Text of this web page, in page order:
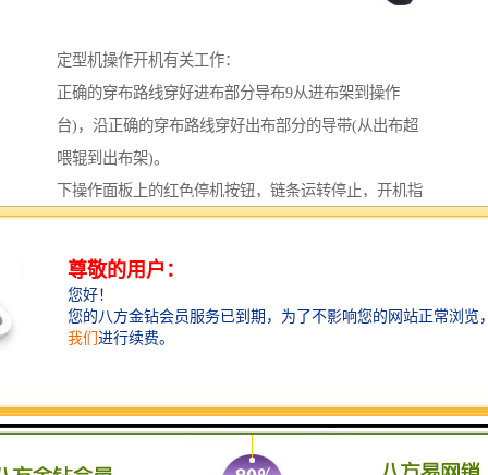
定型机操作开机有关工作：
正确的穿布路线穿好进布部分导布9从进布架到操作
台)，沿正确的穿布路线穿好出布部分的导带(从出布超
喂辊到出布架)。
下操作面板上的红色停机按钮，链条运转停止，开机指
示灯闪烁。将导布引上拉幅链条并压下超喂轮下压按钮
持续10秒钟左右，待下压按钮指示灯亮。打开进布机构
各部位马达至”1″。升起倒浆槽，打上轧车压力，打开操
作台各部位马达(除上针保护按钮以外)，点击进布机构
华工料并放入倒浆槽(排掉前20L)。根据要加工的布的组
织状况及工艺要求落布卷装或者车装。设定各部分的参